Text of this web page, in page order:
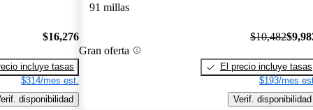
$16,276
incluye tasas
$314/mes est.
disponibilidad
91 millas
Gran oferta
$10,482
El precio incluye tasas
$193/mes
Verif. disponibilidad